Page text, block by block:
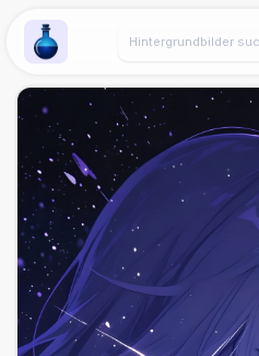
Wallpaper Alchemy